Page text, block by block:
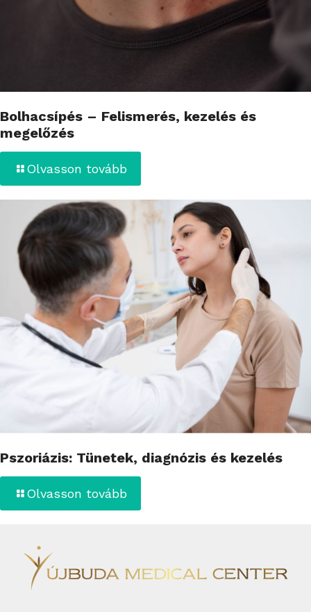
Bolhacsípés – Felismerés, kezelés és
megelőzés
Olvasson tovább
Pszoriázis: Tünetek, diagnózis és kezelés
Olvasson tovább